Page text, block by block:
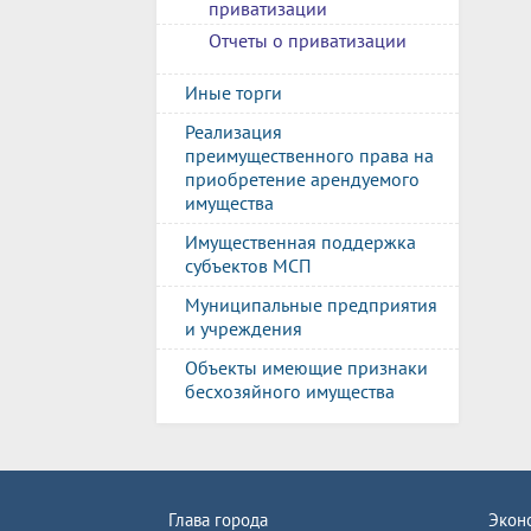
приватизации
Отчеты о приватизации
Иные торги
Реализация
преимущественного права на
приобретение арендуемого
имущества
Имущественная поддержка
субъектов МСП
Муниципальные предприятия
и учреждения
Объекты имеющие признаки
бесхозяйного имущества
Глава города